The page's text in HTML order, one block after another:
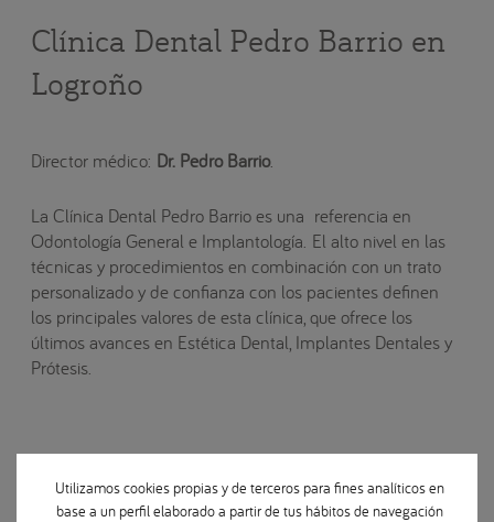
Clínica Dental Pedro Barrio en
Logroño
Director médico: Dr. Pedro Barrio.
La Clínica Dental Pedro Barrio es una referencia en
Odontología General e Implantología. El alto nivel en las
técnicas y procedimientos en combinación con un trato
personalizado y de confianza con los pacientes definen
los principales valores de esta clínica, que ofrece los
últimos avances en Estética Dental, Implantes Dentales y
Prótesis.
Utilizamos cookies propias y de terceros para fines analíticos en
base a un perfil elaborado a partir de tus hábitos de navegación